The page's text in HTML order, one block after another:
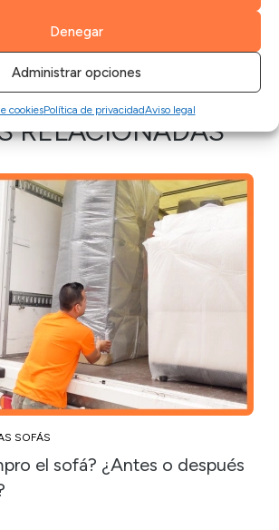
Denegar
Administrar opciones
cookiesPolítica de privacidadAviso legal
RELACIONADAS
SOFÁS
el sofá? ¿Antes o después